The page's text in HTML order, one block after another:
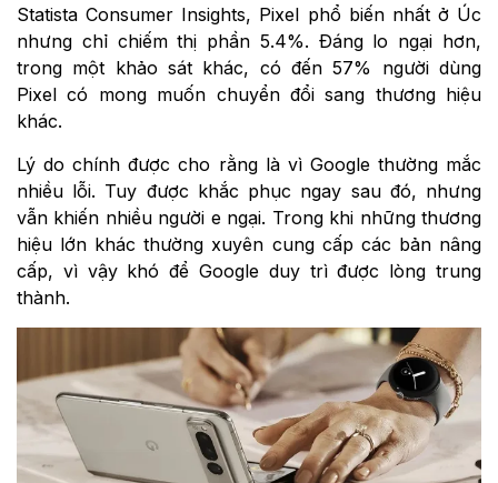
Statista Consumer Insights, Pixel phổ biến nhất ở Úc
nhưng chỉ chiếm thị phần 5.4%. Đáng lo ngại hơn,
trong một khảo sát khác, có đến 57% người dùng
Pixel có mong muốn chuyển đổi sang thương hiệu
khác.
Lý do chính được cho rằng là vì Google thường mắc
nhiều lỗi. Tuy được khắc phục ngay sau đó, nhưng
vẫn khiến nhiều người e ngại. Trong khi những thương
hiệu lớn khác thường xuyên cung cấp các bản nâng
cấp, vì vậy khó để Google duy trì được lòng trung
thành.